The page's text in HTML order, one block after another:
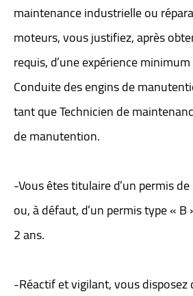
maintenance industrielle ou
moteurs, vous justifiez, après
requis, d’une expérience
Conduite des engins de
tant que Technicien de
de manutention.
-Vous êtes titulaire d’un permis
ou, à défaut, d’un permis type «
2 ans.
-Réactif et vigilant, vous disposez